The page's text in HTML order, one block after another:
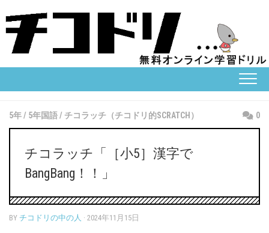
to
content
5年/ 5年国語/ チコラッチ（チコドリ的SCRATCH） 0
チコラッチ「［小5］漢字で
BangBang！！」
BY チコドリの中の人 · 2024年11月15日